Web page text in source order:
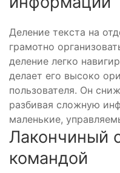
Деление текста на
грамотно
деление легко
делает его высоко
пользователя. Он
разбивая сложную
маленькие,
Лакончиный
командой